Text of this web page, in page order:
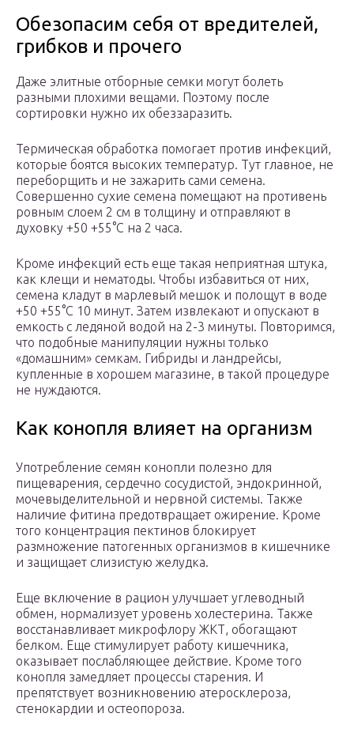
Обезопасим себя от вредителей,
грибков и прочего
Даже элитные отборные семки могут болеть
разными плохими вещами. Поэтому после
сортировки нужно их обеззаразить.
Термическая обработка помогает против инфекций,
которые боятся высоких температур. Тут главное, не
переборщить и не зажарить сами семена.
Совершенно сухие семена помещают на противень
ровным слоем 2 см в толщину и отправляют в
духовку +50 +55°С на 2 часа.
Кроме инфекций есть еще такая неприятная штука,
как клещи и нематоды. Чтобы избавиться от них,
семена кладут в марлевый мешок и полощут в воде
+50 +55°С 10 минут. Затем извлекают и опускают в
емкость с ледяной водой на 2-3 минуты. Повторимся,
что подобные манипуляции нужны только
«домашним» семкам. Гибриды и ландрейсы,
купленные в хорошем магазине, в такой процедуре
не нуждаются.
Как конопля влияет на организм
Употребление семян конопли полезно для
пищеварения, сердечно сосудистой, эндокринной,
мочевыделительной и нервной системы. Также
наличие фитина предотвращает ожирение. Кроме
того концентрация пектинов блокирует
размножение патогенных организмов в кишечнике
и защищает слизистую желудка.
Еще включение в рацион улучшает углеводный
обмен, нормализует уровень холестерина. Также
восстанавливает микрофлору ЖКТ, обогащают
белком. Еще стимулирует работу кишечника,
оказывает послабляющее действие. Кроме того
конопля замедляет процессы старения. И
препятствует возникновению атеросклероза,
стенокардии и остеопороза.